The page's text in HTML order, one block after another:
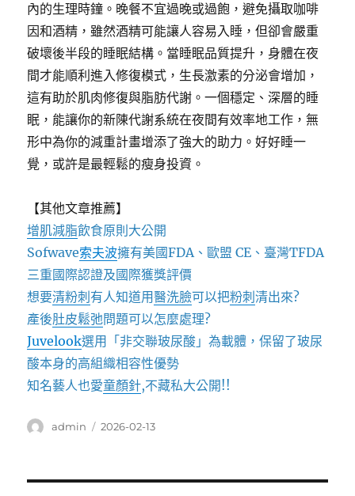
內的生理時鐘。晚餐不宜過晚或過飽，避免攝取咖啡
因和酒精，雖然酒精可能讓人容易入睡，但卻會嚴重
破壞後半段的睡眠結構。當睡眠品質提升，身體在夜
間才能順利進入修復模式，生長激素的分泌會增加，
這有助於肌肉修復與脂肪代謝。一個穩定、深層的睡
眠，能讓你的新陳代謝系統在夜間有效率地工作，無
形中為你的減重計畫增添了強大的助力。好好睡一
覺，或許是最輕鬆的瘦身投資。
【其他文章推薦】
增肌減脂飲食原則大公開
Sofwave索夫波擁有美國FDA、歐盟 CE、臺灣TFDA
三重國際認證及國際獲獎評價
想要清粉刺 有人知道用醫洗臉可以把粉刺清出來?
產後肚皮鬆弛問題可以怎麼處理?
Juvelook選用「非交聯玻尿酸」為載體，保留了玻尿
酸本身的高組織相容性優勢
知名藝人也愛童顏針,不藏私大公開!!
作
admin
發
2026-02-13